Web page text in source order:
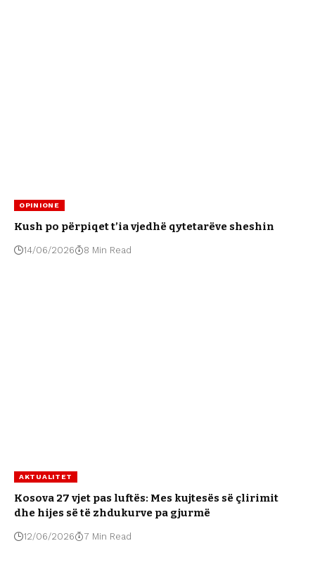
OPINIONE
Kush po përpiqet t’ia vjedhë qytetarëve sheshin
14/06/2026 8 Min Read
AKTUALITET
Kosova 27 vjet pas luftës: Mes kujtesës së çlirimit
dhe hijes së të zhdukurve pa gjurmë
12/06/2026 7 Min Read